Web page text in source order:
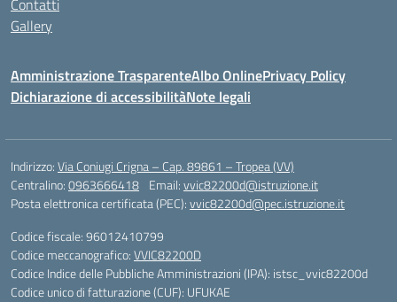
Contatti
Gallery
Amministrazione TrasparenteAlbo OnlinePrivacy Policy
Dichiarazione di accessibilitàNote legali
Indirizzo:Via Coniugi Crigna – Cap. 89861 – Tropea (VV)
Centralino:0963666418 Email:vvic82200d@istruzione.it
Posta elettronica certificata (PEC):vvic82200d@pec.istruzione.it
Codice fiscale: 96012410799
Codice meccanografico:VVIC82200D
Codice Indice delle Pubbliche Amministrazioni (IPA): istsc_vvic82200d
Codice unico di fatturazione (CUF): UFUKAE